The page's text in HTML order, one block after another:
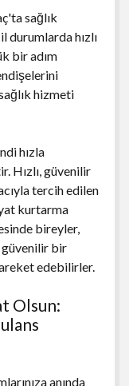
sağlık
durumlarda hızlı
bir adım
hizmeti
hızla
Hızlı, güvenilir
tercih edilen
kurtarma
bireyler,
güvenilir bir
edebilirler.
Olsun:
anında